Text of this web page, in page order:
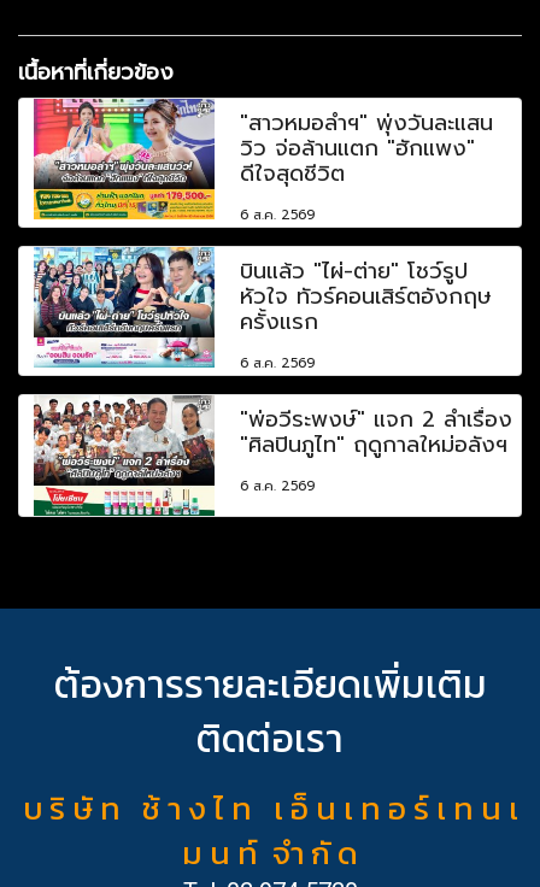
เนื้อหาที่เกี่ยวข้อง
"สาวหมอลำฯ" พุ่งวันละแสน
วิว จ่อล้านแตก "ฮักแพง"
ดีใจสุดชีวิต
6 ส.ค. 2569
บินแล้ว "ไผ่-ต่าย" โชว์รูป
หัวใจ ทัวร์คอนเสิร์ตอังกฤษ
ครั้งแรก
6 ส.ค. 2569
"พ่อวีระพงษ์" แจก 2 ลำเรื่อง
"ศิลปินภูไท" ฤดูกาลใหม่อลังฯ
6 ส.ค. 2569
ต้องการรายละเอียดเพิ่มเติม
ติดต่อเรา
บ ริ ษั ท ช้ า ง ไ ท เ อ็ น เ ท อ ร์ เ ท น เ
ม น ท์ จำ กั ด